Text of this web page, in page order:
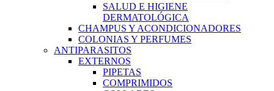
SALUD E HIGIENE
DERMATOLÓGICA
CHAMPUS Y ACONDICIONADORES
COLONIAS Y PERFUMES
ANTIPARASITOS
EXTERNOS
PIPETAS
COMPRIMIDOS